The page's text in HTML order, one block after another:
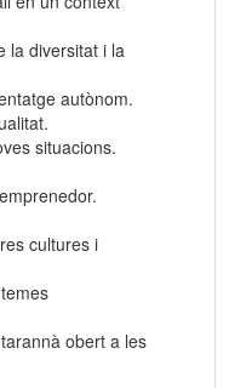
la diversitat i la
autònom.
situacions.
cultures i
obert a les